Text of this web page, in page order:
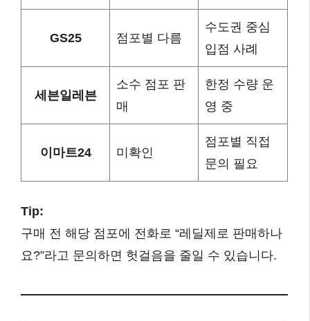
GS25 점포별 다름
수도권 중심
입점 사례
세븐일레븐
소수 점포 판
매
한정 수량 운
영 중
이마트24 미확인
점포별 직접
문의 필요
Tip:
구매 전 해당 점포에 전화로 “레딜제로 판매하나
요?”라고 문의하면 헛걸음을 줄일 수 있습니다.